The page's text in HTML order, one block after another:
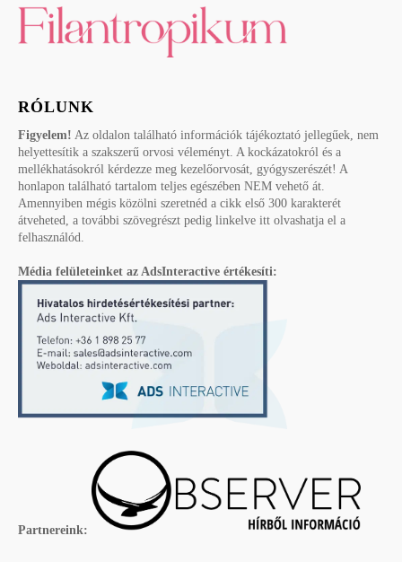
RÓLUNK
Figyelem! Az oldalon található információk tájékoztató jellegűek, nem
helyettesítik a szakszerű orvosi véleményt. A kockázatokról és a
mellékhatásokról kérdezze meg kezelőorvosát, gyógyszerészét! A
honlapon található tartalom teljes egészében NEM vehető át.
Amennyiben mégis közölni szeretnéd a cikk első 300 karakterét
átveheted, a további szövegrészt pedig linkelve itt olvashatja el a
felhasználód.
Média felületeinket az AdsInteractive értékesíti:
Partnereink: